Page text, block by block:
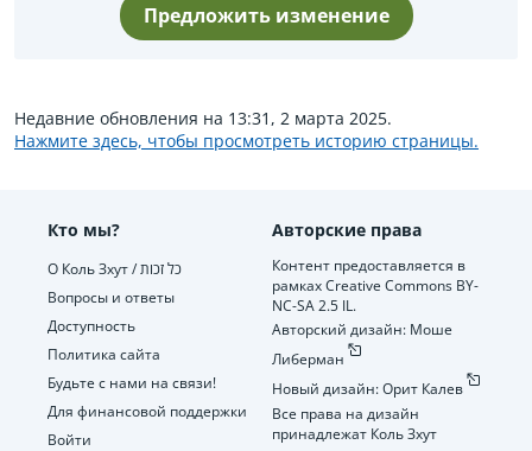
Предложить изменение
Недавние обновления на 13:31, 2 марта 2025.
Нажмите здесь, чтобы просмотреть историю страницы.
Кто мы?
О Коль Зхут / כל זכות
Вопросы и ответы
Доступность
Политика сайта
Будьте с нами на связи!
Для финансовой поддержки
Войти
Авторские права
Контент предоставляется в
рамках Creative Commons BY-
NC-SA 2.5 IL.
Авторский дизайн: Моше
Либерман
Новый дизайн: Орит Калев
Все права на дизайн
принадлежат Коль Зхут